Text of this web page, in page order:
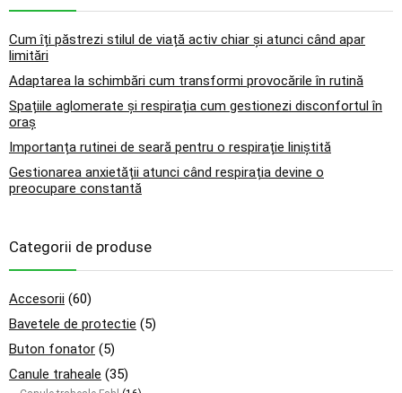
Cum îți păstrezi stilul de viață activ chiar și atunci când apar
limitări
Adaptarea la schimbări cum transformi provocările în rutină
Spațiile aglomerate și respirația cum gestionezi disconfortul în
oraș
Importanța rutinei de seară pentru o respirație liniștită
Gestionarea anxietății atunci când respirația devine o
preocupare constantă
Categorii de produse
Accesorii (60)
Bavetele de protectie (5)
Buton fonator (5)
Canule traheale (35)